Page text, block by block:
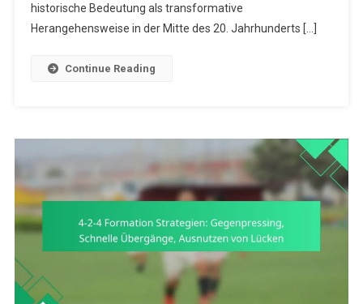
Kontext,
Moderne
historische Bedeutung als transformative
Herangehensweise in der Mitte des 20. Jahrhunderts […]
Continue Reading